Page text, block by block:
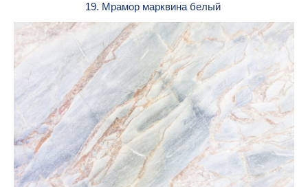
19. Мрамор марквина белый